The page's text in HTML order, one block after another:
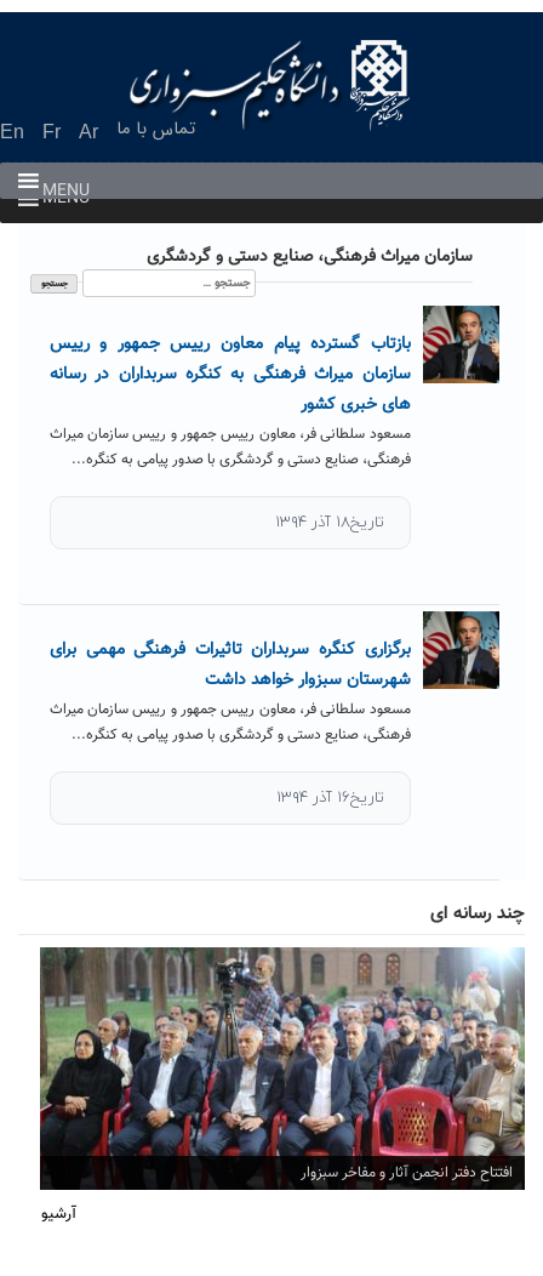
En Fr Ar تماس با ما
MENU
MENU
سازمان میراث فرهنگی، صنایع دستی و گردشگری
جستجو
برای:
بازتاب گسترده پیام معاون رییس جمهور و رییس
سازمان میراث فرهنگی به کنگره سربداران در رسانه
های خبری کشور
مسعود سلطانی فر، معاون رییس جمهور و رییس سازمان میراث
فرهنگی، صنایع دستی و گردشگری با صدور پیامی به کنگره...
تاریخ۱۸ آذر ۱۳۹۴
برگزاری کنگره سربداران تاثیرات فرهنگی مهمی برای
شهرستان سبزوار خواهد داشت
مسعود سلطانی فر، معاون رییس جمهور و رییس سازمان میراث
فرهنگی، صنایع دستی و گردشگری با صدور پیامی به کنگره...
تاریخ۱۶ آذر ۱۳۹۴
چند رسانه ای
افتتاح دفتر انجمن آثار و مفاخر سبزوار
آرشیو